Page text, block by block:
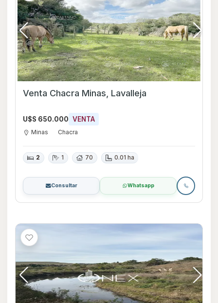
Venta Chacra Minas, Lavalleja
U$S 650.000 VENTA
Minas Chacra
2 1 70 0.01 ha
Consultar Whatsapp